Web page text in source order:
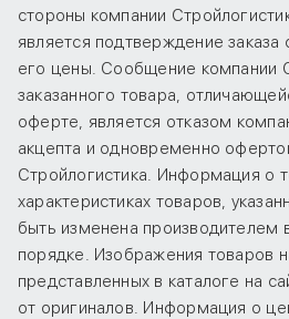
стороны компании
является подтверждение заказа
его цены. Сообщение компании
заказанного товара,
оферте, является отказом
акцепта и одновременно
Стройлогистика. Информация о
характеристиках товаров,
быть изменена производителем
порядке. Изображения товаров
представленных в каталоге на
от оригиналов. Информация о